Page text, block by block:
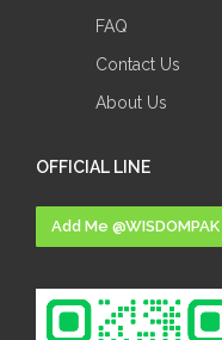
FAQ
Contact Us
About Us
OFFICIAL LINE
Add Me @WISDOMPAK